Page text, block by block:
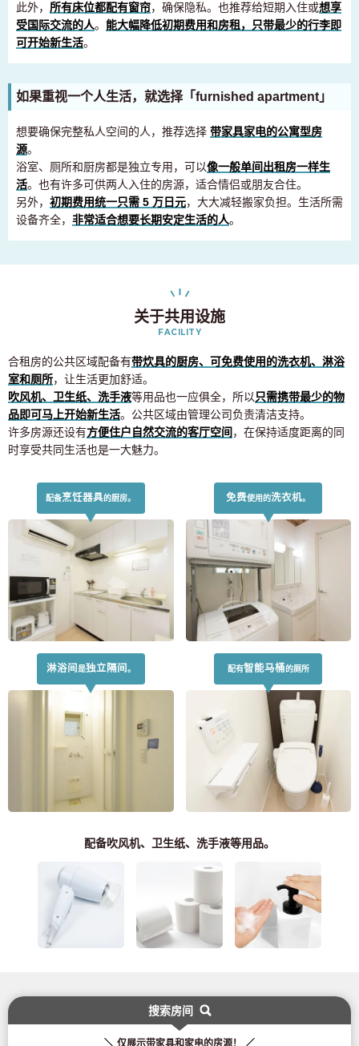
此外， 所有床位都配有窗帘，确保隐私。也推荐给短期入住或想享
受国际交流的人。 能大幅降低初期费用和房租，只带最少的行李即
可开始新生活。
如果重视一个人生活，就选择「furnished apartment」
想要确保完整私人空间的人，推荐选择 带家具家电的公寓型房
源。
浴室、厕所和厨房都是独立专用，可以像一般单间出租房一样生
活。也有许多可供两人入住的房源，适合情侣或朋友合住。
另外， 初期费用统一只需 5 万日元，大大减轻搬家负担。生活所需
设备齐全， 非常适合想要长期安定生活的人。
关于共用设施
FACILITY
合租房的公共区域配备有带炊具的厨房、可免费使用的洗衣机、淋浴
室和厕所，让生活更加舒适。
吹风机、卫生纸、洗手液等用品也一应俱全，所以只需携带最少的物
品即可马上开始新生活。公共区域由管理公司负责清洁支持。
许多房源还设有方便住户自然交流的客厅空间 ，在保持适度距离的同
时享受共同生活也是一大魅力。
配备烹饪器具的厨房。 免费使用的洗衣机。
淋浴间是独立隔间。 配有智能马桶的厕所
配备吹风机、卫生纸、洗手液等用品。
搜索房间
仅展示带家具和家电的房源！
致寻找房间的顾客
03-6712-4346